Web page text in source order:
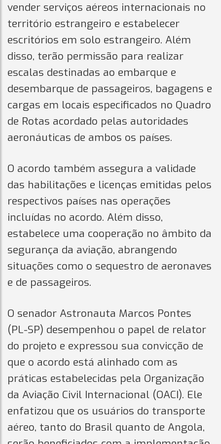
vender serviços aéreos internacionais no
território estrangeiro e estabelecer
escritórios em solo estrangeiro. Além
disso, terão permissão para realizar
escalas destinadas ao embarque e
desembarque de passageiros, bagagens e
cargas em locais especificados no Quadro
de Rotas acordado pelas autoridades
aeronáuticas de ambos os países.
O acordo também assegura a validade
das habilitações e licenças emitidas pelos
respectivos países nas operações
incluídas no acordo. Além disso,
estabelece uma cooperação no âmbito da
segurança da aviação, abrangendo
situações como o sequestro de aeronaves
e de passageiros.
O senador Astronauta Marcos Pontes
(PL-SP) desempenhou o papel de relator
do projeto e expressou sua convicção de
que o acordo está alinhado com as
práticas estabelecidas pela Organização
da Aviação Civil Internacional (OACI). Ele
enfatizou que os usuários do transporte
aéreo, tanto do Brasil quanto de Angola,